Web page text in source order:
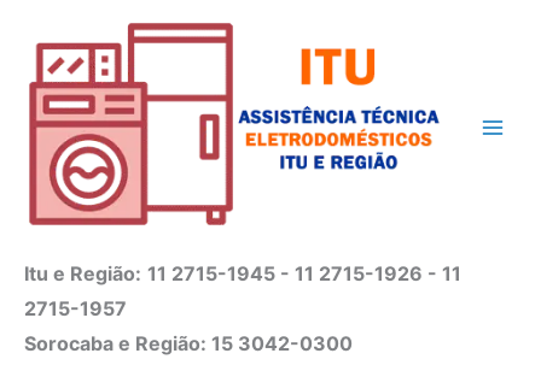
conteúdo
Itu e Região: 11 2715-1945 - 11 2715-1926 - 11
2715-1957
Sorocaba e Região: 15 3042-0300